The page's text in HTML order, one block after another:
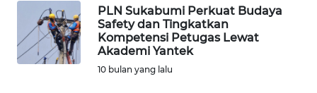
PLN Sukabumi Perkuat Budaya
Safety dan Tingkatkan
Kompetensi Petugas Lewat
Akademi Yantek
10 bulan yang lalu
WN
KARAWANG
WN